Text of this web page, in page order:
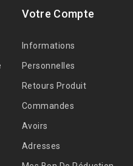
Votre Compte
Informations
Personnelles
Retours Produit
Commandes
Avoirs
Adresses